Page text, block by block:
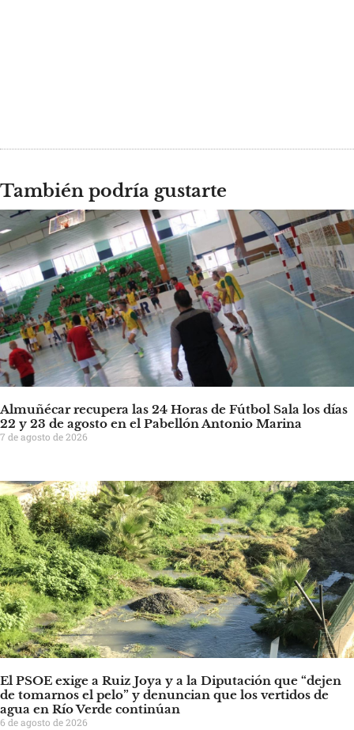
También podría gustarte
Almuñécar recupera las 24 Horas de Fútbol Sala los días
22 y 23 de agosto en el Pabellón Antonio Marina
7 de agosto de 2026
El PSOE exige a Ruiz Joya y a la Diputación que “dejen
de tomarnos el pelo” y denuncian que los vertidos de
agua en Río Verde continúan
6 de agosto de 2026